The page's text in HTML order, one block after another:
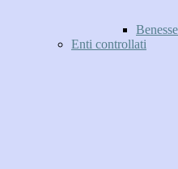
Enti controllati